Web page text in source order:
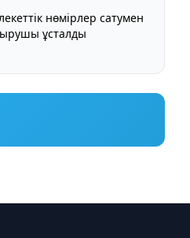
нөмірлер сатумен
ұсталды